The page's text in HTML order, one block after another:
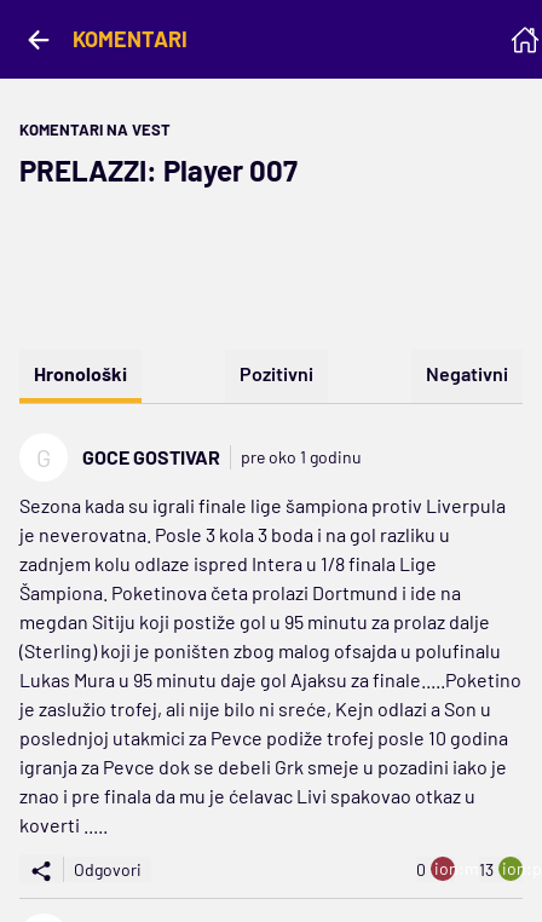
KOMENTARI
KOMENTARI NA VEST
PRELAZZI: Player 007
Hronološki Pozitivni Negativni
G GOCE GOSTIVAR pre oko 1 godinu
Sezona kada su igrali finale lige šampiona protiv Liverpula
je neverovatna. Posle 3 kola 3 boda i na gol razliku u
zadnjem kolu odlaze ispred Intera u 1/8 finala Lige
Šampiona. Poketinova četa prolazi Dortmund i ide na
megdan Sitiju koji postiže gol u 95 minutu za prolaz dalje
(Sterling) koji je poništen zbog malog ofsajda u polufinalu
Lukas Mura u 95 minutu daje gol Ajaksu za finale.....Poketino
je zaslužio trofej, ali nije bilo ni sreće, Kejn odlazi a Son u
poslednjoj utakmici za Pevce podiže trofej posle 10 godina
igranja za Pevce dok se debeli Grk smeje u pozadini iako je
znao i pre finala da mu je ćelavac Livi spakovao otkaz u
koverti .....
Odgovori 0 ion:minus
13